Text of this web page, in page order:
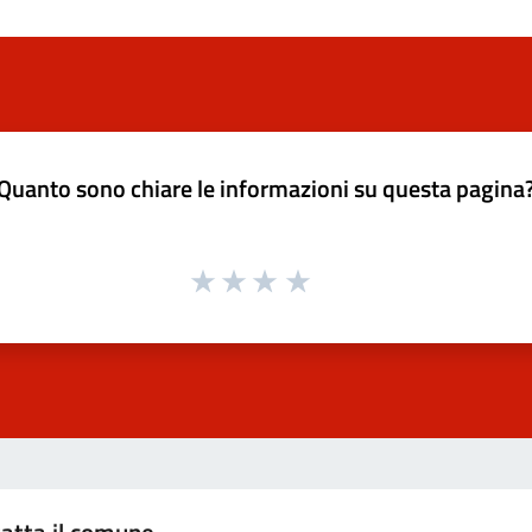
sono chiare le informazioni su questa